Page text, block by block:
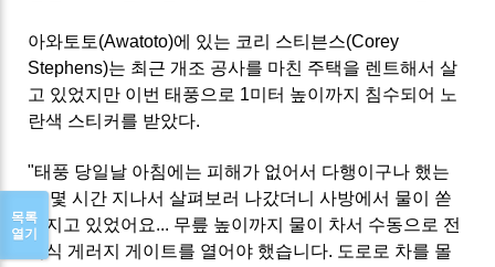
아와토토(Awatoto)에 있는 코리 스티븐스(Corey
Stephens)는 최근 개조 공사를 마친 주택을 렌트해서 살
고 있었지만 이번 태풍으로 1미터 높이까지 침수되어 노
란색 스티커를 받았다.
"태풍 당일날 아침에는 피해가 없어서 다행이구나 했는
데 몇 시간 지나서 살펴보러 나갔더니 사방에서 물이 쏟
아지고 있었어요... 무릎 높이까지 물이 차서 수동으로 전
기식 게러지 게이트를 열어야 했습니다. 도로로 차를 몰
목록
열기